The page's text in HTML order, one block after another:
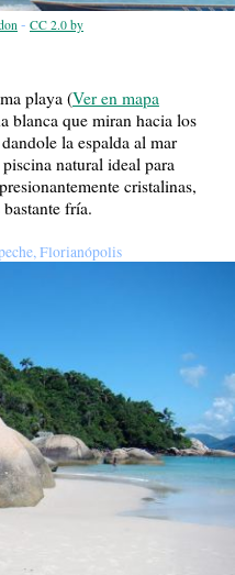
- CC 2.0 by
playa (Ver en mapa
blanca que miran hacia los
la espalda al mar
natural ideal para
cristalinas,
fría.
Florianópolis